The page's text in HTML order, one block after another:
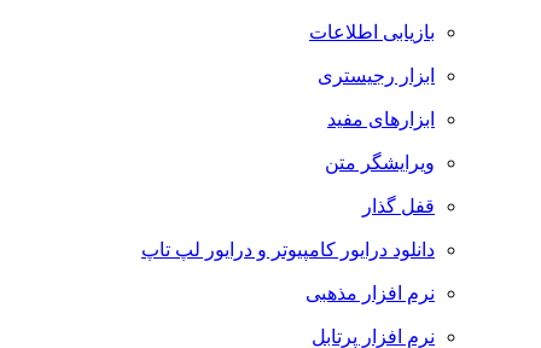
بازیابی اطلاعات
ابزار رجیستری
ابزارهای مفید
ویرایشگر متن
قفل گذار
دانلود درایور کامپیوتر و درایور لپ تاپ
نرم افزار مذهبی
نرم افزار پرتابل